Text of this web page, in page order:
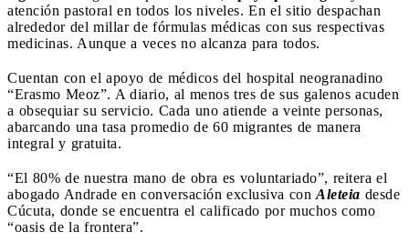
atención pastoral en todos los niveles. En el sitio despachan
alrededor del millar de fórmulas médicas con sus respectivas
medicinas. Aunque a veces no alcanza para todos.
Cuentan con el apoyo de médicos del hospital neogranadino
“Erasmo Meoz”. A diario, al menos tres de sus galenos acuden
a obsequiar su servicio. Cada uno atiende a veinte personas,
abarcando una tasa promedio de 60 migrantes de manera
integral y gratuita.
“El 80% de nuestra mano de obra es voluntariado”, reitera el
abogado Andrade en conversación exclusiva con Aleteia desde
Cúcuta, donde se encuentra el calificado por muchos como
“oasis de la frontera”.